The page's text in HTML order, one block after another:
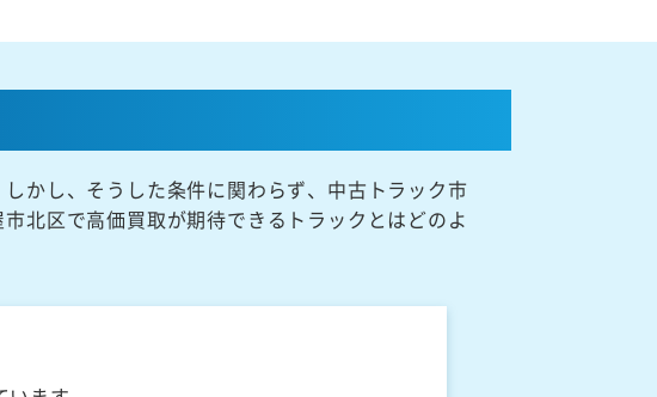
かし、そうした条件に関わらず、中古トラック市
北区で高価買取が期待できるトラックとはどのよ